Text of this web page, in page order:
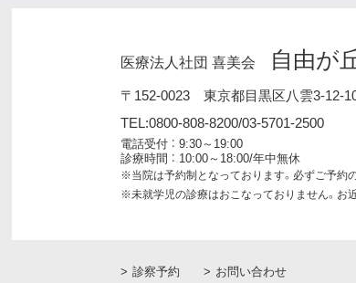
医療法人社団 喜美会 自由が
〒152-0023 東京都目黒区八雲3-12-
TEL:0800-808-8200/03-5701-2500
電話受付 ： 9:30～19:00
診療時間 ： 10:00～18:00/年中無休
※当院は予約制となっております。 必ずご予約
※未就学児の診療はおこなっておりません。 お
診察予約 お問い合わせ